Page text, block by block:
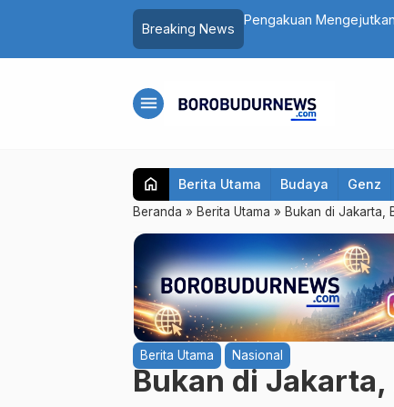
Breaking News
Daftar 8 Dokter dan
menu
home Berita Utama Budaya Genz
Beranda » Berita Utama » Bukan di Jakarta,
Berita Utama Nasional
Bukan di